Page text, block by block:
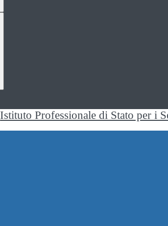
Istituto Professionale di Stato per i